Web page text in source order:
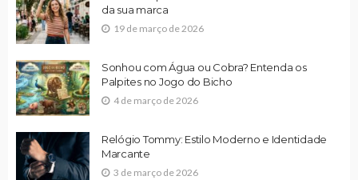
da sua marca
19 de março de 2026
Sonhou com Água ou Cobra? Entenda os
Palpites no Jogo do Bicho
4 de março de 2026
Relógio Tommy: Estilo Moderno e Identidade
Marcante
3 de março de 2026